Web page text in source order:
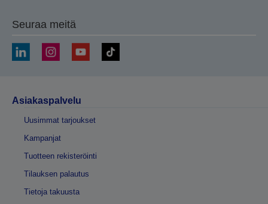
Seuraa meitä
Asiakaspalvelu
Uusimmat tarjoukset
Kampanjat
Tuotteen rekisteröinti
Tilauksen palautus
Tietoja takuusta